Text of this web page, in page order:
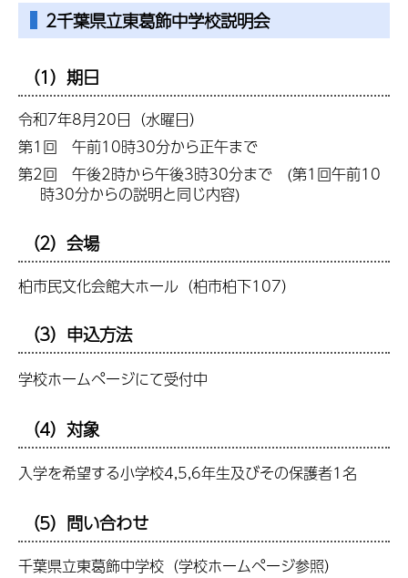
2千葉県立東葛飾中学校説明会
（1）期日
令和7年8月20日（水曜日）
第1回 午前10時30分から正午まで
第2回 午後2時から午後3時30分まで (第1回午前10
時30分からの説明と同じ内容)
（2）会場
柏市民文化会館大ホール（柏市柏下107）
（3）申込方法
学校ホームページにて受付中
（4）対象
入学を希望する小学校4,5,6年生及びその保護者1名
（5）問い合わせ
千葉県立東葛飾中学校（学校ホームページ参照）